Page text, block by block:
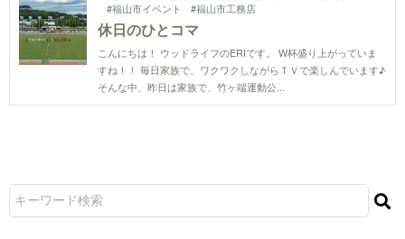
#福山市イベント
#福山市工務店
休日のひとコマ
こんにちは！ ウッドライフのERIです。 W杯盛り上がっていま
すね！！ 毎日家族で、ワクワクしながらＴＶで楽しんでいます♪
そんな中、昨日は家族で、竹ヶ端運動公...